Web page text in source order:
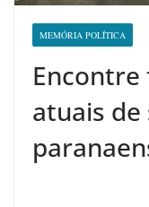
MEMÓRIA POLÍTICA
Encontre
atuais de